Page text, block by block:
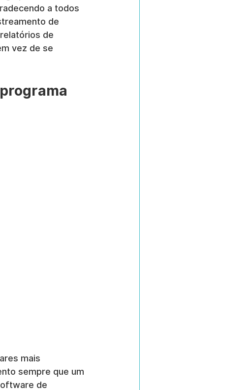
a todos
de
de
vez de se
mais
sempre que um
de